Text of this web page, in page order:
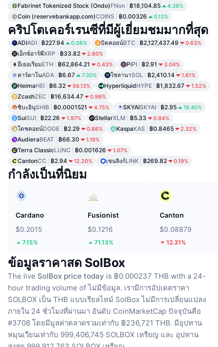
Fabrinet Tokenized Stock (Ondo)FNon ฿18,104.85 4.38%
Coin (reservebankapp.com)COINS ฿0.00326 0.13%
คริปโตเคอร์เรนซีที่มีผู้เยี่ยมชมมากที่สุด
ADIADI ฿227.94 0.08% บิตคอยน์BTC ฿2,127,437.49 0.63%
เอ็กซ์อาร์พีXRP ฿33.82 2.60%
อีเธอเรียมETH ฿62,864.21 0.43% PiPI ฿2.91 3.04%
คาร์ดาโนADA ฿6.67 7.30% โซลานาSOL ฿2,410.14 1.61%
HeimaHEI ฿6.32 56.13% HyperliquidHYPE ฿1,832.67 1.52%
ZcashZEC ฿16,634.47 0.99%
ชิบะอินุSHIB ฿0.0001521 4.75% SKYAISKYAI ฿2.95 19.40%
SuiSUI ฿22.26 1.97% StellarXLM ฿5.33 0.84%
โดชคอยน์DOGE ฿2.29 0.88% KaspaKAS ฿0.8465 2.32%
AudieraBEAT ฿66.30 1.19%
Terra ClassicLUNC ฿0.001626 1.07%
CantonCC ฿2.94 12.20% เชนลิงก์LINK ฿269.82 0.19%
กำลังเป็นที่นิยม
Cardano
$0.2015
7.15%
Fusionist
$0.1216
71.13%
Canton
$0.08879
12.31%
ข้อมูลราคาสด SolBox
The live SolBox price today is ฿0.000237 THB with a 24-
hour trading volume of ไม่มีข้อมูล. เรามีการอัปเดตราคา
SOLBOX เป็น THB แบบเรียลไทม์ SolBox ไม่มีการเปลี่ยนแปลง
ภายใน 24 ชั่วโมงที่ผ่านมา อันดับ CoinMarketCap ปัจจุบันคือ
#3708 โดยมีมูลค่าตลาดรวมเท่ากับ ฿236,721 THB. มีอุปทาน
หมุนเวียนเท่ากับ 999,406,745 SOLBOX เหรียญ และ อุปทาน